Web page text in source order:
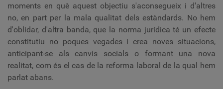
moments en què aquest objectiu s'aconsegueix i d'altres
no, en part per la mala qualitat dels estàndards. No hem
d'oblidar, d'altra banda, que la norma jurídica té un efecte
constitutiu no poques vegades i crea noves situacions,
anticipant-se als canvis socials o formant una nova
realitat, com és el cas de la reforma laboral de la qual hem
parlat abans.